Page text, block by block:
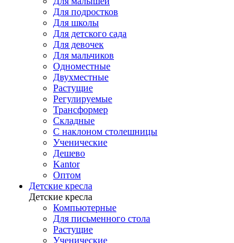
Для подростков
Для школы
Для детского сада
Для девочек
Для мальчиков
Одноместные
Двухместные
Растущие
Регулируемые
Трансформер
Складные
С наклоном столешницы
Ученические
Дешево
Kantor
Оптом
Детские кресла
Детские кресла
Компьютерные
Для письменного стола
Растущие
Ученические